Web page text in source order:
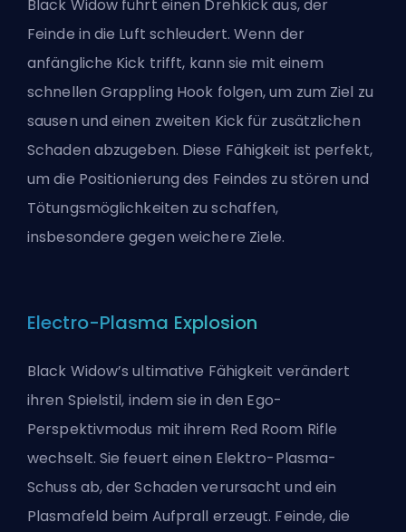
Black Widow führt einen Drehkick aus, der
Feinde in die Luft schleudert. Wenn der
anfängliche Kick trifft, kann sie mit einem
schnellen Grappling Hook folgen, um zum Ziel zu
sausen und einen zweiten Kick für zusätzlichen
Schaden abzugeben. Diese Fähigkeit ist perfekt,
um die Positionierung des Feindes zu stören und
Tötungsmöglichkeiten zu schaffen,
insbesondere gegen weichere Ziele.
Electro-Plasma Explosion
Black Widow’s ultimative Fähigkeit verändert
ihren Spielstil, indem sie in den Ego-
Perspektivmodus mit ihrem Red Room Rifle
wechselt. Sie feuert einen Elektro-Plasma-
Schuss ab, der Schaden verursacht und ein
Plasmafeld beim Aufprall erzeugt. Feinde, die